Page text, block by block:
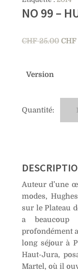
NO 99 –
CHF25.00 Le
CHF
Version
Auteur d’une
modes,
sur le Plateau
a beaucoup
profondément
long séjour à
Haut-Jura,
Martel, où il